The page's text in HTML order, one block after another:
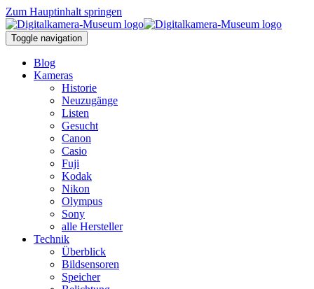
Zum Hauptinhalt springen
Toggle navigation
Blog
Kameras
Historie
Neuzugänge
Listen
Gesucht
Canon
Casio
Fuji
Kodak
Nikon
Olympus
Sony
alle Hersteller
Technik
Überblick
Bildsensoren
Speicher